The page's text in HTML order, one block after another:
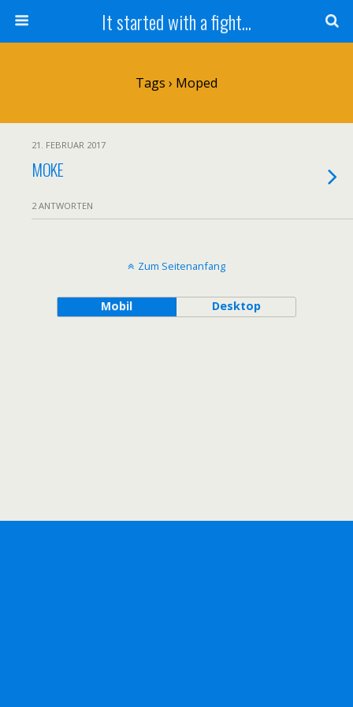
It started with a fight...
Tags › Moped
21. FEBRUAR 2017
MOKE
2 ANTWORTEN
Zum Seitenanfang
Mobil Desktop